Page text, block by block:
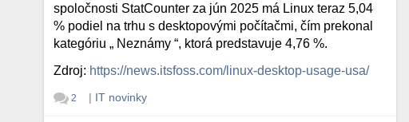
spoločnosti StatCounter za jún 2025 má Linux teraz 5,04
% podiel na trhu s desktopovými počítačmi, čím prekonal
kategóriu „ Neznámy “, ktorá predstavuje 4,76 %.
Zdroj: https://news.itsfoss.com/linux-desktop-usage-usa/
2 | IT novinky